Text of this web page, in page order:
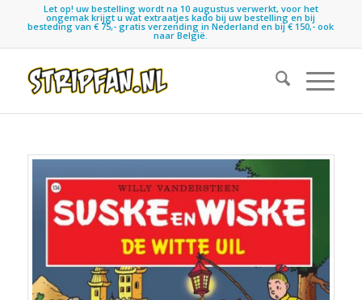
Let op! uw bestelling wordt na 10 augustus verwerkt, voor het
ongemak krijgt u wat extraatjes kado bij uw bestelling en bij
besteding van € 75,- gratis verzending in Nederland en bij € 150,- ook
naar België.